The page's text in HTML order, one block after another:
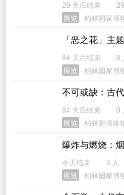
29 天后结束
展览
柏林国家博
「恶之花」主
84 天后结束 8
展览
柏林国家博
不可或缺：古
84 天后结束 0
展览
柏林新博物
爆炸与燃烧：
今天结束 3 人
展览
柏林国家博